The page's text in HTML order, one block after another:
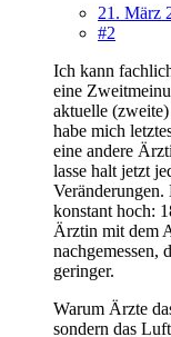
21. März
#2
Ich kann
eine
aktuelle
habe mich
eine andere
lasse halt jetzt
konstant hoch:
Ärztin mit dem
nachgemessen,
geringer.
Warum Ärzte
sondern das